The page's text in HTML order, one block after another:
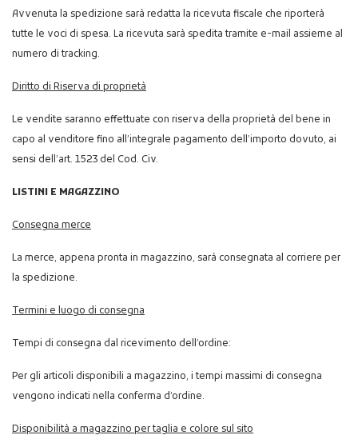
Avvenuta la spedizione sarà redatta la ricevuta fiscale che riporterà
tutte le voci di spesa. La ricevuta sarà spedita tramite e-mail assieme al
numero di tracking.
Diritto di Riserva di proprietà
Le vendite saranno effettuate con riserva della proprietà del bene in
capo al venditore fino all’integrale pagamento dell’importo dovuto, ai
sensi dell’art. 1523 del Cod. Civ.
LISTINI E MAGAZZINO
Consegna merce
La merce, appena pronta in magazzino, sarà consegnata al corriere per
la spedizione.
Termini e luogo di consegna
Tempi di consegna dal ricevimento dell’ordine:
Per gli articoli disponibili a magazzino, i tempi massimi di consegna
vengono indicati nella conferma d’ordine.
Disponibilità a magazzino per taglia e colore sul sito